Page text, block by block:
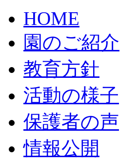
HOME
園のご紹介
教育方針
活動の様子
保護者の声
情報公開